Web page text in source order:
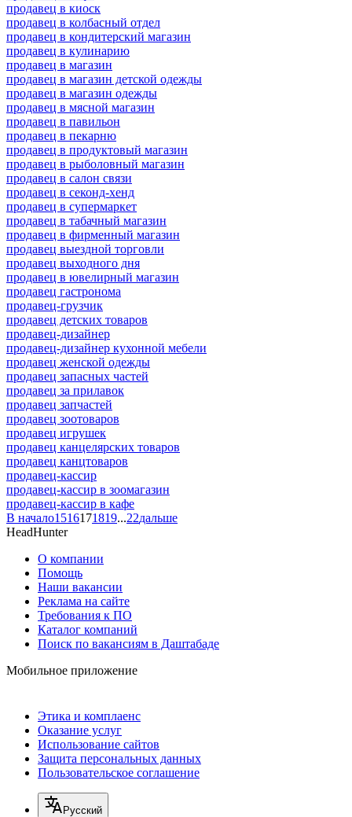
продавец в киоск
продавец в колбасный отдел
продавец в кондитерский магазин
продавец в кулинарию
продавец в магазин
продавец в магазин детской одежды
продавец в магазин одежды
продавец в мясной магазин
продавец в павильон
продавец в пекарню
продавец в продуктовый магазин
продавец в рыболовный магазин
продавец в салон связи
продавец в секонд-хенд
продавец в супермаркет
продавец в табачный магазин
продавец в фирменный магазин
продавец выездной торговли
продавец выходного дня
продавец в ювелирный магазин
продавец гастронома
продавец-грузчик
продавец детских товаров
продавец-дизайнер
продавец-дизайнер кухонной мебели
продавец женской одежды
продавец запасных частей
продавец за прилавок
продавец запчастей
продавец зоотоваров
продавец игрушек
продавец канцелярских товаров
продавец канцтоваров
продавец-кассир
продавец-кассир в зоомагазин
продавец-кассир в кафе
В начало1516171819...22дальше
HeadHunter
О компании
Помощь
Наши вакансии
Реклама на сайте
Требования к ПО
Каталог компаний
Поиск по вакансиям в Даштабаде
Мобильное приложение
Этика и комплаенс
Оказание услуг
Использование сайтов
Защита персональных данных
Пользовательское соглашение
Русский